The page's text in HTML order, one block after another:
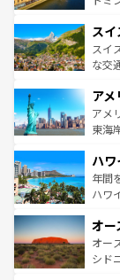
れる
を参
は、お
ドイ
リア
ティ
戦な
ンツ
スイ
スイ
な交
の建
博物
こと
ば市
着の
アメ
アメ
東海
のよ
ンメ
西部
部の
文化
しみ
ハワ
年間
ハワ
ワイ
島だ
おす
オー
オー
シド